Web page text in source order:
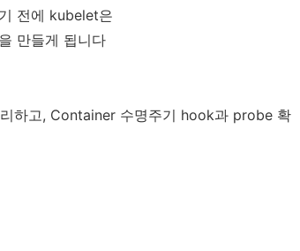
전에 kubelet은
만들게 됩니다
하고, Container 수명주기 hook과 probe 확